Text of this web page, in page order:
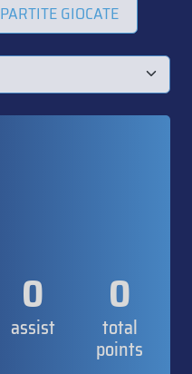
PARTITE GIOCATE
0
assist
0
total
points